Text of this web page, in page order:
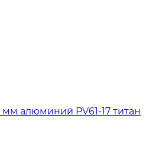
мм алюминий PV61-17 титан